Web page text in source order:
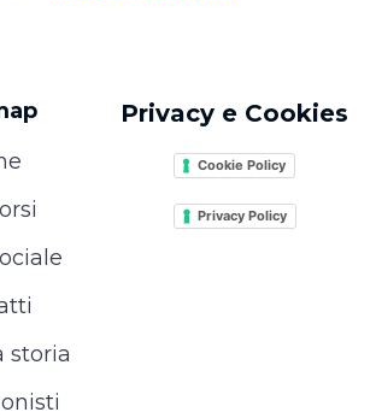
storia
Privacy e Cookies
Cookie Policy
Privacy Policy